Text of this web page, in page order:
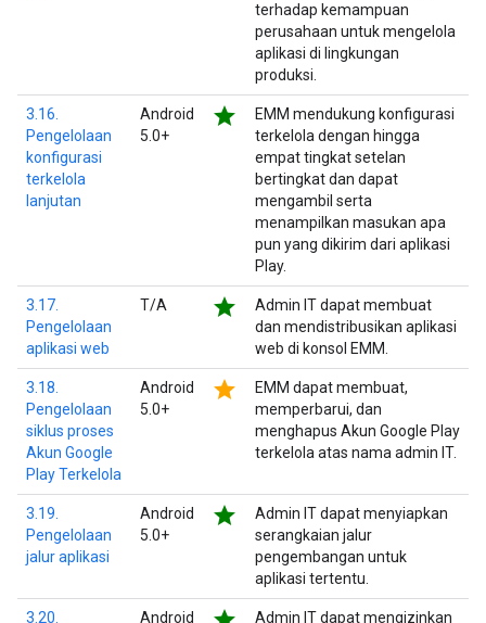
terhadap kemampuan
perusahaan untuk mengelola
aplikasi di lingkungan
produksi.
3.16.
Pengelolaan
konfigurasi
terkelola
lanjutan
Android
5.0+
star
EMM mendukung konfigurasi
terkelola dengan hingga
empat tingkat setelan
bertingkat dan dapat
mengambil serta
menampilkan masukan apa
pun yang dikirim dari aplikasi
Play.
3.17.
Pengelolaan
aplikasi web
T/A star
Admin IT dapat membuat
dan mendistribusikan aplikasi
web di konsol EMM.
3.18.
Pengelolaan
siklus proses
Akun Google
Play Terkelola
Android
5.0+
star
EMM dapat membuat,
memperbarui, dan
menghapus Akun Google Play
terkelola atas nama admin IT.
3.19.
Pengelolaan
jalur aplikasi
Android
5.0+
star
Admin IT dapat menyiapkan
serangkaian jalur
pengembangan untuk
aplikasi tertentu.
3.20.
Android
Admin IT dapat mengizinkan